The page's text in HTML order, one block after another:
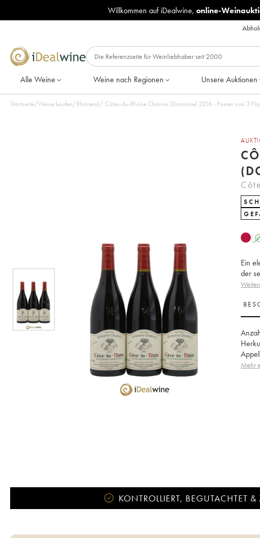
Willkommen auf iDealwine, online-
Alle Weine Weine nach Regionen Unsere Auktionen
Startseite/Weine kaufen/Rhonetal/ Côtes-du-Rhône Charvin (Domaine) 2016 - Posten
Ein
der
Mehr
KONTROLLIERT, BEGUTACHTET